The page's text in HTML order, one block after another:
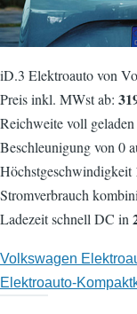
iD.3 Elektroauto von
Preis inkl. MWst ab:
Reichweite voll
Beschleunigung von 0
Höchstgeschwindigkeit
Stromverbrauch
Ladezeit schnell DC in
Volkswagen
Elektroauto-